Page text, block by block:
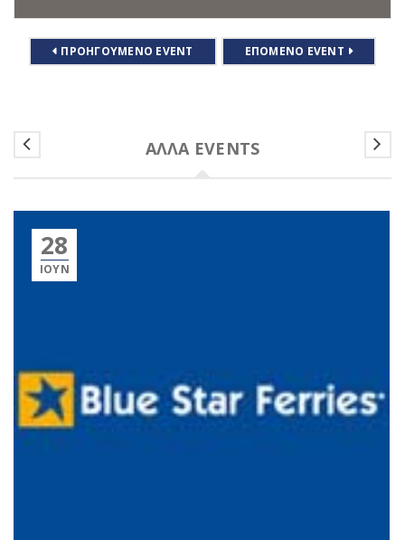
ΠΡΟΗΓΟΎΜΕΝΟ EVENT ΕΠΌΜΕΝΟ EVENT
ΆΛΛΑ EVENTS
28
ΙΟΎΝ